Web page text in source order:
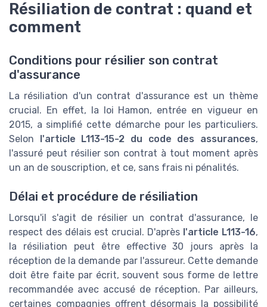
Résiliation de contrat : quand et
comment
Conditions pour résilier son contrat
d'assurance
La résiliation d'un contrat d'assurance est un thème
crucial. En effet, la loi Hamon, entrée en vigueur en
2015, a simplifié cette démarche pour les particuliers.
Selon l'article L113-15-2 du code des assurances,
l'assuré peut résilier son contrat à tout moment après
un an de souscription, et ce, sans frais ni pénalités.
Délai et procédure de résiliation
Lorsqu'il s'agit de résilier un contrat d'assurance, le
respect des délais est crucial. D'après l'article L113-16,
la résiliation peut être effective 30 jours après la
réception de la demande par l'assureur. Cette demande
doit être faite par écrit, souvent sous forme de lettre
recommandée avec accusé de réception. Par ailleurs,
certaines compagnies offrent désormais la possibilité